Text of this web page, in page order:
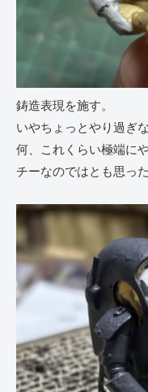
鋳造表現を施す。
いやちょっとやり過ぎ
何、これくらい極端に
チーなのではとも思っ